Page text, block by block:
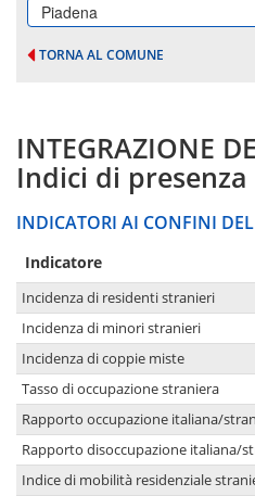
Piadena
TORNA AL COMUNE
INTEGRAZIONE
Indici di
INDICATORI AI CONFINI
Indicatore
Incidenza di residenti stranieri
Incidenza di minori stranieri
Incidenza di coppie miste
Tasso di occupazione straniera
Rapporto occupazione italiana/
Rapporto disoccupazione italiana/
Indice di mobilità residenziale